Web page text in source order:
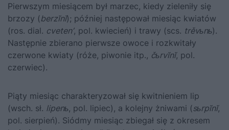
Pierwszym miesiącem był marzec, kiedy zieleniły się
brzozy (berzĭnĭ); później następował miesiąc kwiatów
(ros. dial. cveten’, pol. kwiecień) i trawy (scs. trěvьnь).
Następnie zbierano pierwsze owoce i rozkwitały
czerwone kwiaty (róże, piwonie itp., čьrvĭnĭ, pol.
czerwiec).
Piąty miesiąc charakteryzował się kwitnieniem lip
(wsch. sł. lipenь, pol. lipiec), a kolejny żniwami (sьrpĭnĭ,
pol. sierpień). Siódmy miesiąc zbiegał się z okresem